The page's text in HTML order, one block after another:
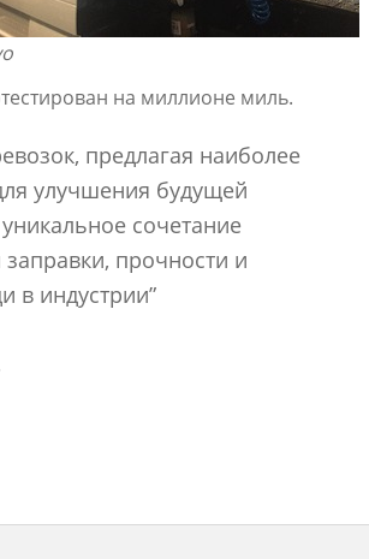
на миллионе миль.
предлагая наиболее
улучшения будущей
сочетание
прочности и
в индустрии”